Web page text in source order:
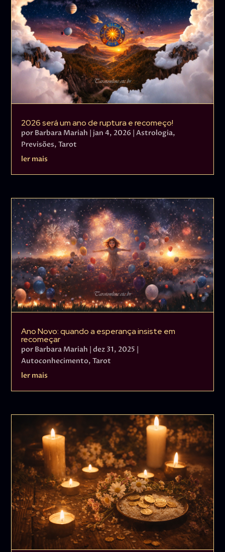
2026 será um ano de ruptura e recomeço!
por Barbara Mariah | jan 4, 2026 |Astrologia,
Previsões,Tarot
ler mais
Ano Novo: quando a esperança insiste em
recomeçar
por Barbara Mariah |dez 31, 2025 |
Autoconhecimento,Tarot
ler mais